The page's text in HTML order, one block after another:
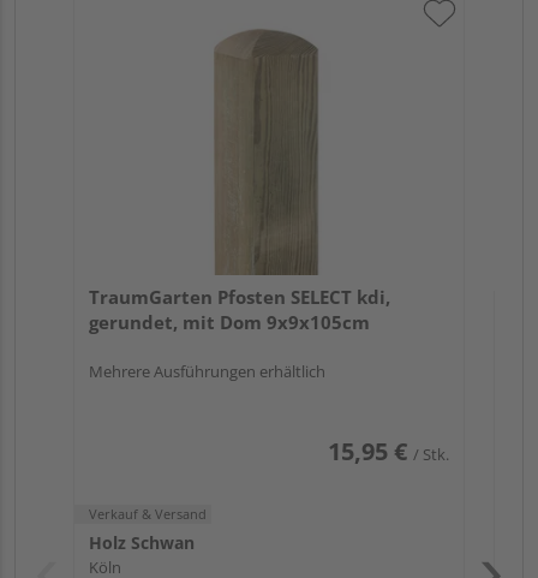
TraumGarten Pfosten SELECT kdi,
gerundet, mit Dom 9x9x105cm
Mehrere Ausführungen erhältlich
15,95 € / Stk.
Verkauf & Versand
Holz Schwan
Köln